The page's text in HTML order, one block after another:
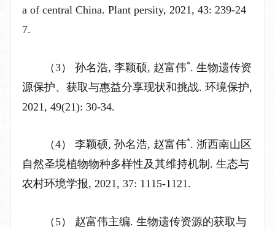
a of central China. Plant persity, 2021, 43: 239-24
7.
（3） 孙名浩, 李颖硕, 赵富伟*. 生物遗传资
源保护、获取与惠益分享现状和挑战. 环境保护,
2021, 49(21): 30-34.
（4） 李颖硕, 孙名浩, 赵富伟*. 浙西南山区
自然圣境植物物种多样性及其维持机制 . 生态与
农村环境学报, 2021, 37: 1115-1121.
（5） 赵富伟主编. 生物遗传资源的获取与